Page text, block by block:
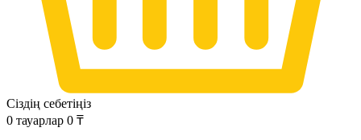
Сіздің себетіңіз
0 тауарлар 0 ₸